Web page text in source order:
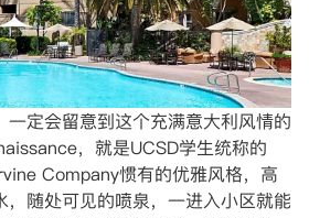
一定会留意到这个充满意大利风情的
，就是UCSD学生统称的
Company惯有的优雅风格，高
，随处可见的喷泉，一进入小区就能